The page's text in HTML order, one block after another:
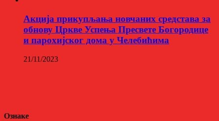
Aкција прикупљања новчаних средстава за
обнову Цркве Успења Пресвете Богородице
и парохијског дома у Челебићима
21/11/2023
Ознаке